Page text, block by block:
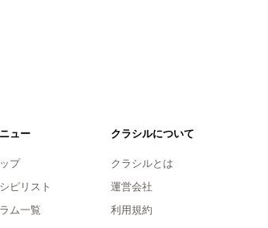
ュー
プ
ピリスト
ム一覧
クラシルについて
クラシルとは
運営会社
利用規約